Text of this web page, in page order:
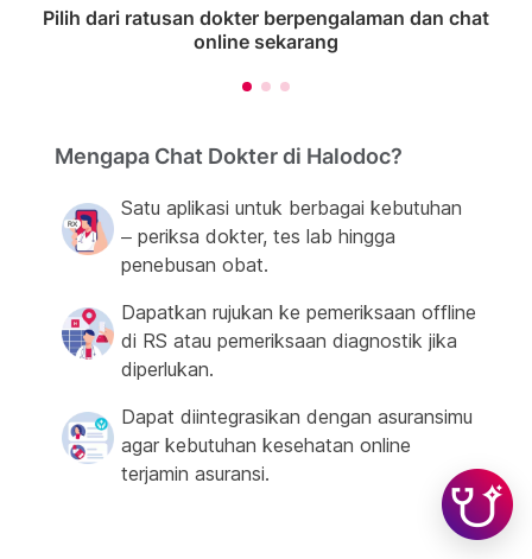
Pilih dari ratusan dokter berpengalaman dan chat
online sekarang
Mengapa Chat Dokter di Halodoc?
Satu aplikasi untuk berbagai kebutuhan
– periksa dokter, tes lab hingga
penebusan obat.
Dapatkan rujukan ke pemeriksaan offline
di RS atau pemeriksaan diagnostik jika
diperlukan.
Dapat diintegrasikan dengan asuransimu
agar kebutuhan kesehatan online
terjamin asuransi.